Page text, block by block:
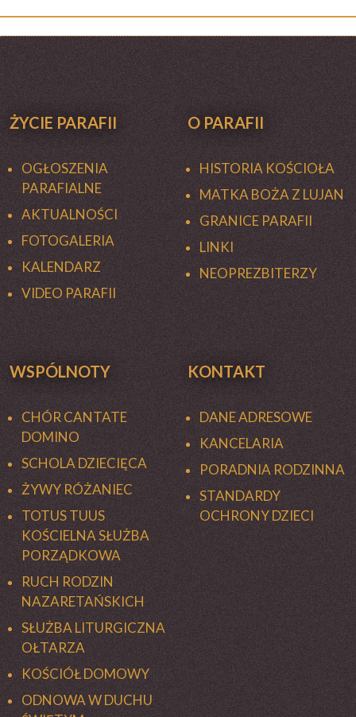
ŻYCIE PARAFII
OGŁOSZENIA
PARAFIALNE
AKTUALNOŚCI
FOTOGALERIA
KALENDARZ
VIDEO PARAFII
O PARAFII
HISTORIA KOŚCIOŁA
MATKA BOŻA Z LUJAN
GRANICE PARAFII
LINKI
NEOPREZBITERZY
WSPÓLNOTY
CHÓR CANTATE
DOMINO
SCHOLA DZIECIĘCA
ŻYWY RÓŻANIEC
TOTUS TUUS
KOŚCIELNA SŁUŻBA
PORZĄDKOWA
RUCH RODZIN
NAZARETAŃSKICH
SŁUŻBA LITURGICZNA
OŁTARZA
KOŚCIÓŁ DOMOWY
ODNOWA W DUCHU
KONTAKT
DANE ADRESOWE
KANCELARIA
PORADNIA RODZINNA
STANDARDY
OCHRONY DZIECI